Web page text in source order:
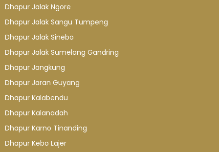
Dhapur Jalak Ngore
Dhapur Jalak Sangu Tumpeng
Dhapur Jalak Sinebo
Dhapur Jalak Sumelang Gandring
Dhapur Jangkung
Dhapur Jaran Guyang
Dhapur Kalabendu
Dhapur Kalanadah
Dhapur Karno Tinanding
Dhapur Kebo Lajer